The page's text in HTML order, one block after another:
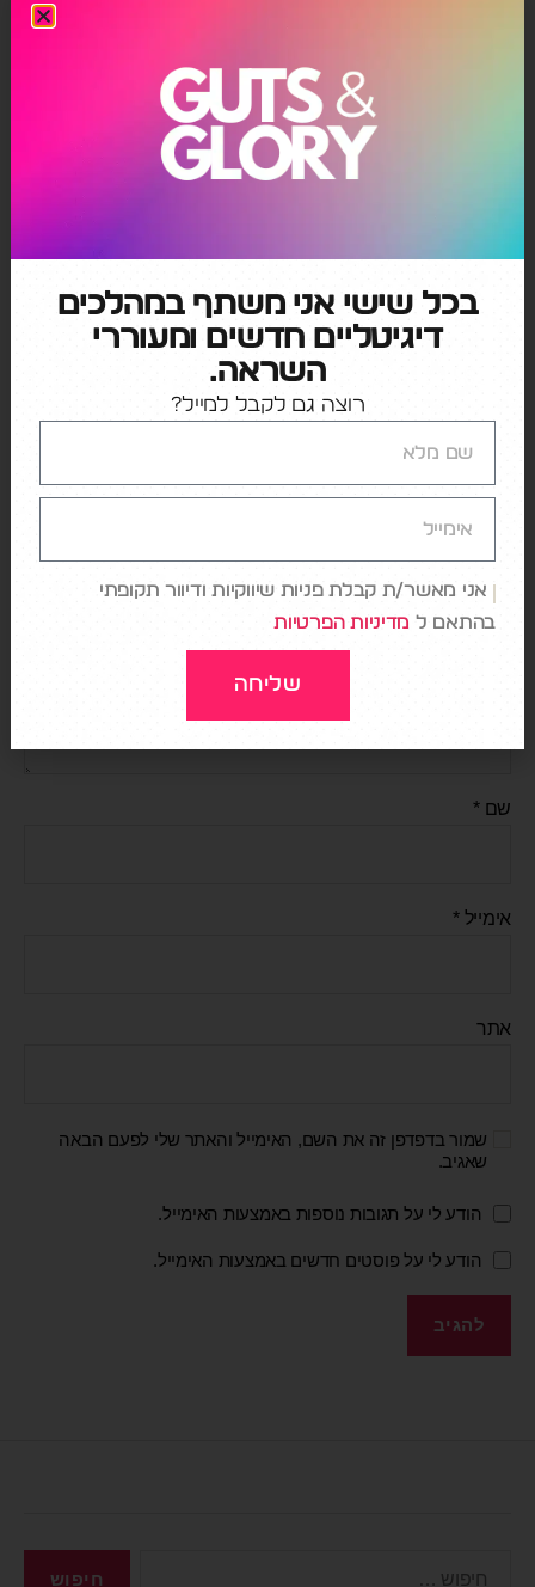
ומותגים חייבים להתנסות. את התובנות שטרגט צברה
עכשיו הם יודעים מה לא עובד, ואולי גם למה. מה
שבטוח זה, שדרך המהלך הזה, גם אם הוא נכשל, הם
נמצאים כמה צעדים קדימה ביחס לחברות אחרות
שיושבות על הגדר ולא עושות כלום.
שינוי התנהגות בשמירה על הבריאות: Thrive AI
טרנספורמציה של מותג
*
שם*
אימייל*
אתר
שמור בדפדפן זה את השם, האימייל והאתר שלי לפעם הבאה
שאגיב.
הודע לי על תגובות נוספות באמצעות האימייל.
הודע לי על פוסטים חדשים באמצעות האימייל.
בכל שישי אני משתף במהלכים
דיגיטליים חדשים ומעוררי
השראה.
רוצה גם לקבל למייל?
אני מאשר/ת קבלת פניות שיווקיות ודיוור תקופתי
בהתאם ל מדיניות הפרטיות
שליחה